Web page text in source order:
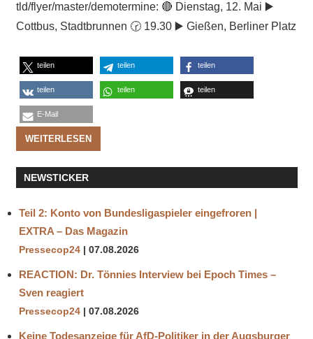
tld/flyer/master/demotermine: 🔴 Dienstag, 12. Mai ▶️
Cottbus, Stadtbrunnen 🕝 19.30 ▶️ Gießen, Berliner Platz
teilen teilen teilen
teilen teilen teilen
E-Mail
WEITERLESEN
NEWSTICKER
Teil 2: Konto von Bundesligaspieler eingefroren |
EXTRA – Das Magazin
Pressecop24 07.08.2026
REACTION: Dr. Tönnies Interview bei Epoch Times –
Sven reagiert
Pressecop24 07.08.2026
Keine Todesanzeige für AfD-Politiker in der Augsburger